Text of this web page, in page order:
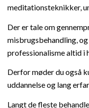
meditationsteknikker,
Der er tale om
misbrugsbehandling,
professionalisme altid i
Derfor møder du også
uddannelse og lang
Langt de fleste